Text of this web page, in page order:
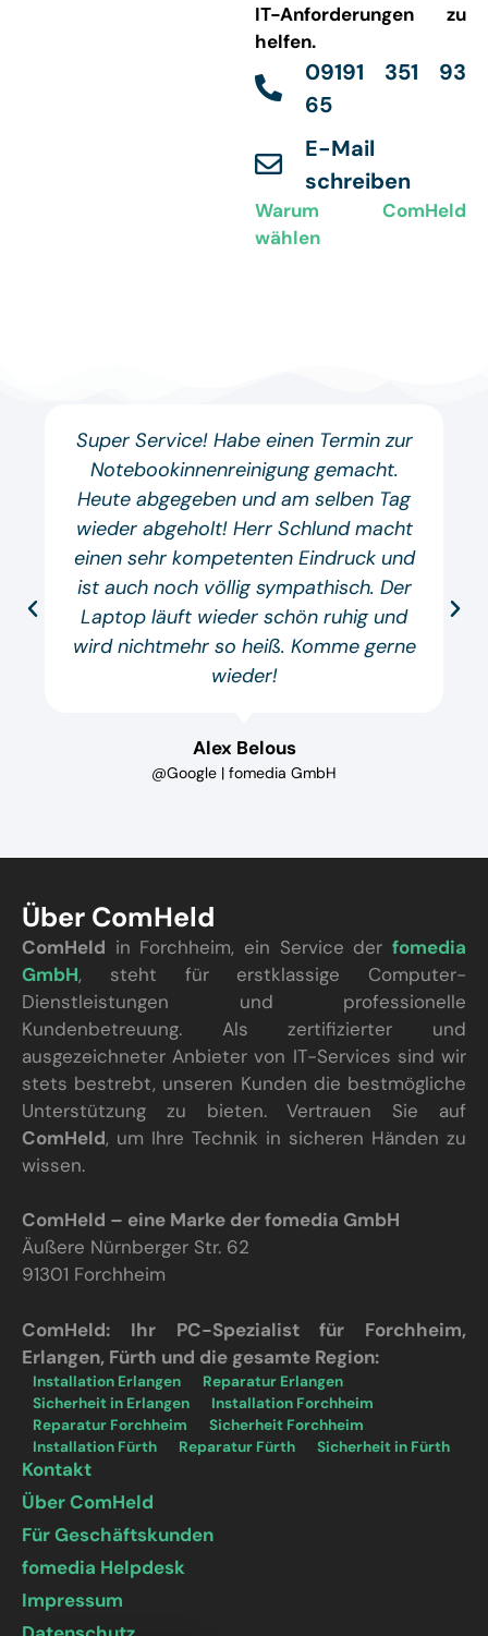
IT-Anforderungen zu
helfen.
09191 351 93
65
E-Mail
schreiben
Warum ComHeld
wählen
Super Service! Habe einen Termin zur
Notebookinnenreinigung gemacht.
Heute abgegeben und am selben Tag
wieder abgeholt! Herr Schlund macht
einen sehr kompetenten Eindruck und
ist auch noch völlig sympathisch. Der
Laptop läuft wieder schön ruhig und
wird nichtmehr so heiß. Komme gerne
wieder!
Alex Belous
@Google | fomedia GmbH
Über ComHeld
ComHeld in Forchheim, ein Service der fomedia
GmbH, steht für erstklassige Computer-
Dienstleistungen und professionelle
Kundenbetreuung. Als zertifizierter und
ausgezeichneter Anbieter von IT-Services sind wir
stets bestrebt, unseren Kunden die bestmögliche
Unterstützung zu bieten. Vertrauen Sie auf
ComHeld, um Ihre Technik in sicheren Händen zu
wissen.
ComHeld – eine Marke der fomedia GmbH
Äußere Nürnberger Str. 62
91301 Forchheim
ComHeld: Ihr PC-Spezialist für Forchheim,
Erlangen, Fürth und die gesamte Region:
Installation Erlangen
Reparatur Erlangen
Sicherheit in Erlangen
Installation Forchheim
Reparatur Forchheim
Sicherheit Forchheim
Installation Fürth
Reparatur Fürth Sicherheit in Fürth
Kontakt
Über ComHeld
Für Geschäftskunden
fomedia Helpdesk
Impressum